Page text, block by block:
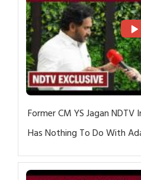
Former CM YS Jagan
Has Nothing To Do With
Charges